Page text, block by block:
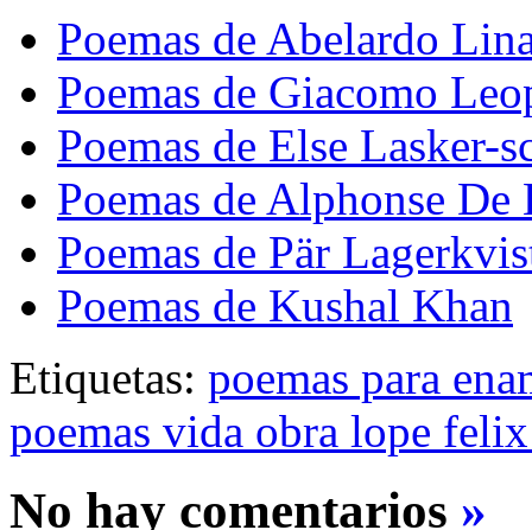
Poemas de Abelardo
Poemas de Giacomo
Poemas de Else Lasker-
Poemas de Alphonse De
Poemas de Pär
Poemas de Kushal Khan
Etiquetas: poemas para
poemas vida obra lope
No hay comentarios »